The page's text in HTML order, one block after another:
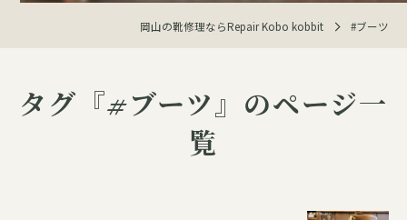
岡山の靴修理ならRepair Kobo kobbit #ブーツ
タグ『#ブーツ』のページ一
覧